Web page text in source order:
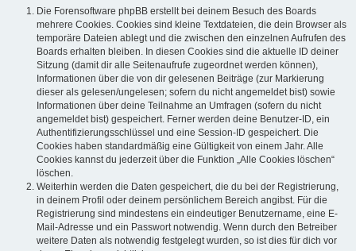
Die Forensoftware phpBB erstellt bei deinem Besuch des Boards
mehrere Cookies. Cookies sind kleine Textdateien, die dein Browser als
temporäre Dateien ablegt und die zwischen den einzelnen Aufrufen des
Boards erhalten bleiben. In diesen Cookies sind die aktuelle ID deiner
Sitzung (damit dir alle Seitenaufrufe zugeordnet werden können),
Informationen über die von dir gelesenen Beiträge (zur Markierung
dieser als gelesen/ungelesen; sofern du nicht angemeldet bist) sowie
Informationen über deine Teilnahme an Umfragen (sofern du nicht
angemeldet bist) gespeichert. Ferner werden deine Benutzer-ID, ein
Authentifizierungsschlüssel und eine Session-ID gespeichert. Die
Cookies haben standardmäßig eine Gültigkeit von einem Jahr. Alle
Cookies kannst du jederzeit über die Funktion „Alle Cookies löschen“
löschen.
Weiterhin werden die Daten gespeichert, die du bei der Registrierung,
in deinem Profil oder deinem persönlichem Bereich angibst. Für die
Registrierung sind mindestens ein eindeutiger Benutzername, eine E-
Mail-Adresse und ein Passwort notwendig. Wenn durch den Betreiber
weitere Daten als notwendig festgelegt wurden, so ist dies für dich vor